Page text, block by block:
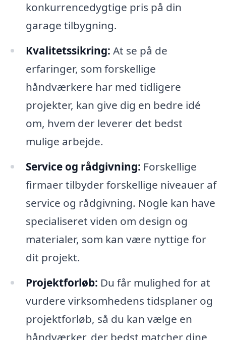
konkurrencedygtige pris på din
garage tilbygning.
Kvalitetssikring: At se på de
erfaringer, som forskellige
håndværkere har med tidligere
projekter, kan give dig en bedre idé
om, hvem der leverer det bedst
mulige arbejde.
Service og rådgivning: Forskellige
firmaer tilbyder forskellige niveauer af
service og rådgivning. Nogle kan have
specialiseret viden om design og
materialer, som kan være nyttige for
dit projekt.
Projektforløb: Du får mulighed for at
vurdere virksomhedens tidsplaner og
projektforløb, så du kan vælge en
håndværker, der bedst matcher dine